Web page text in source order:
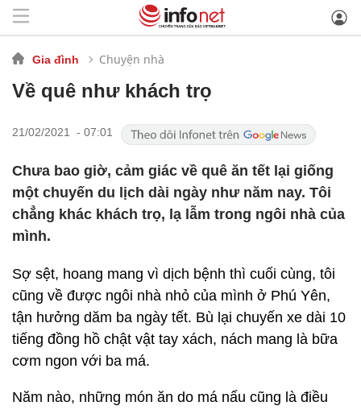
Gia đình Chuyện nhà
Về quê như khách trọ
21/02/2021 - 07:01
Chưa bao giờ, cảm giác về quê ăn tết lại giống
một chuyến du lịch dài ngày như năm nay. Tôi
chẳng khác khách trọ, lạ lẫm trong ngôi nhà của
mình.
Sợ sệt, hoang mang vì dịch bệnh thì cuối cùng, tôi
cũng về được ngôi nhà nhỏ của mình ở Phú Yên,
tận hưởng dăm ba ngày tết. Bù lại chuyến xe dài 10
tiếng đồng hồ chật vật tay xách, nách mang là bữa
cơm ngon với ba má.
Năm nào, những món ăn do má nấu cũng là điều